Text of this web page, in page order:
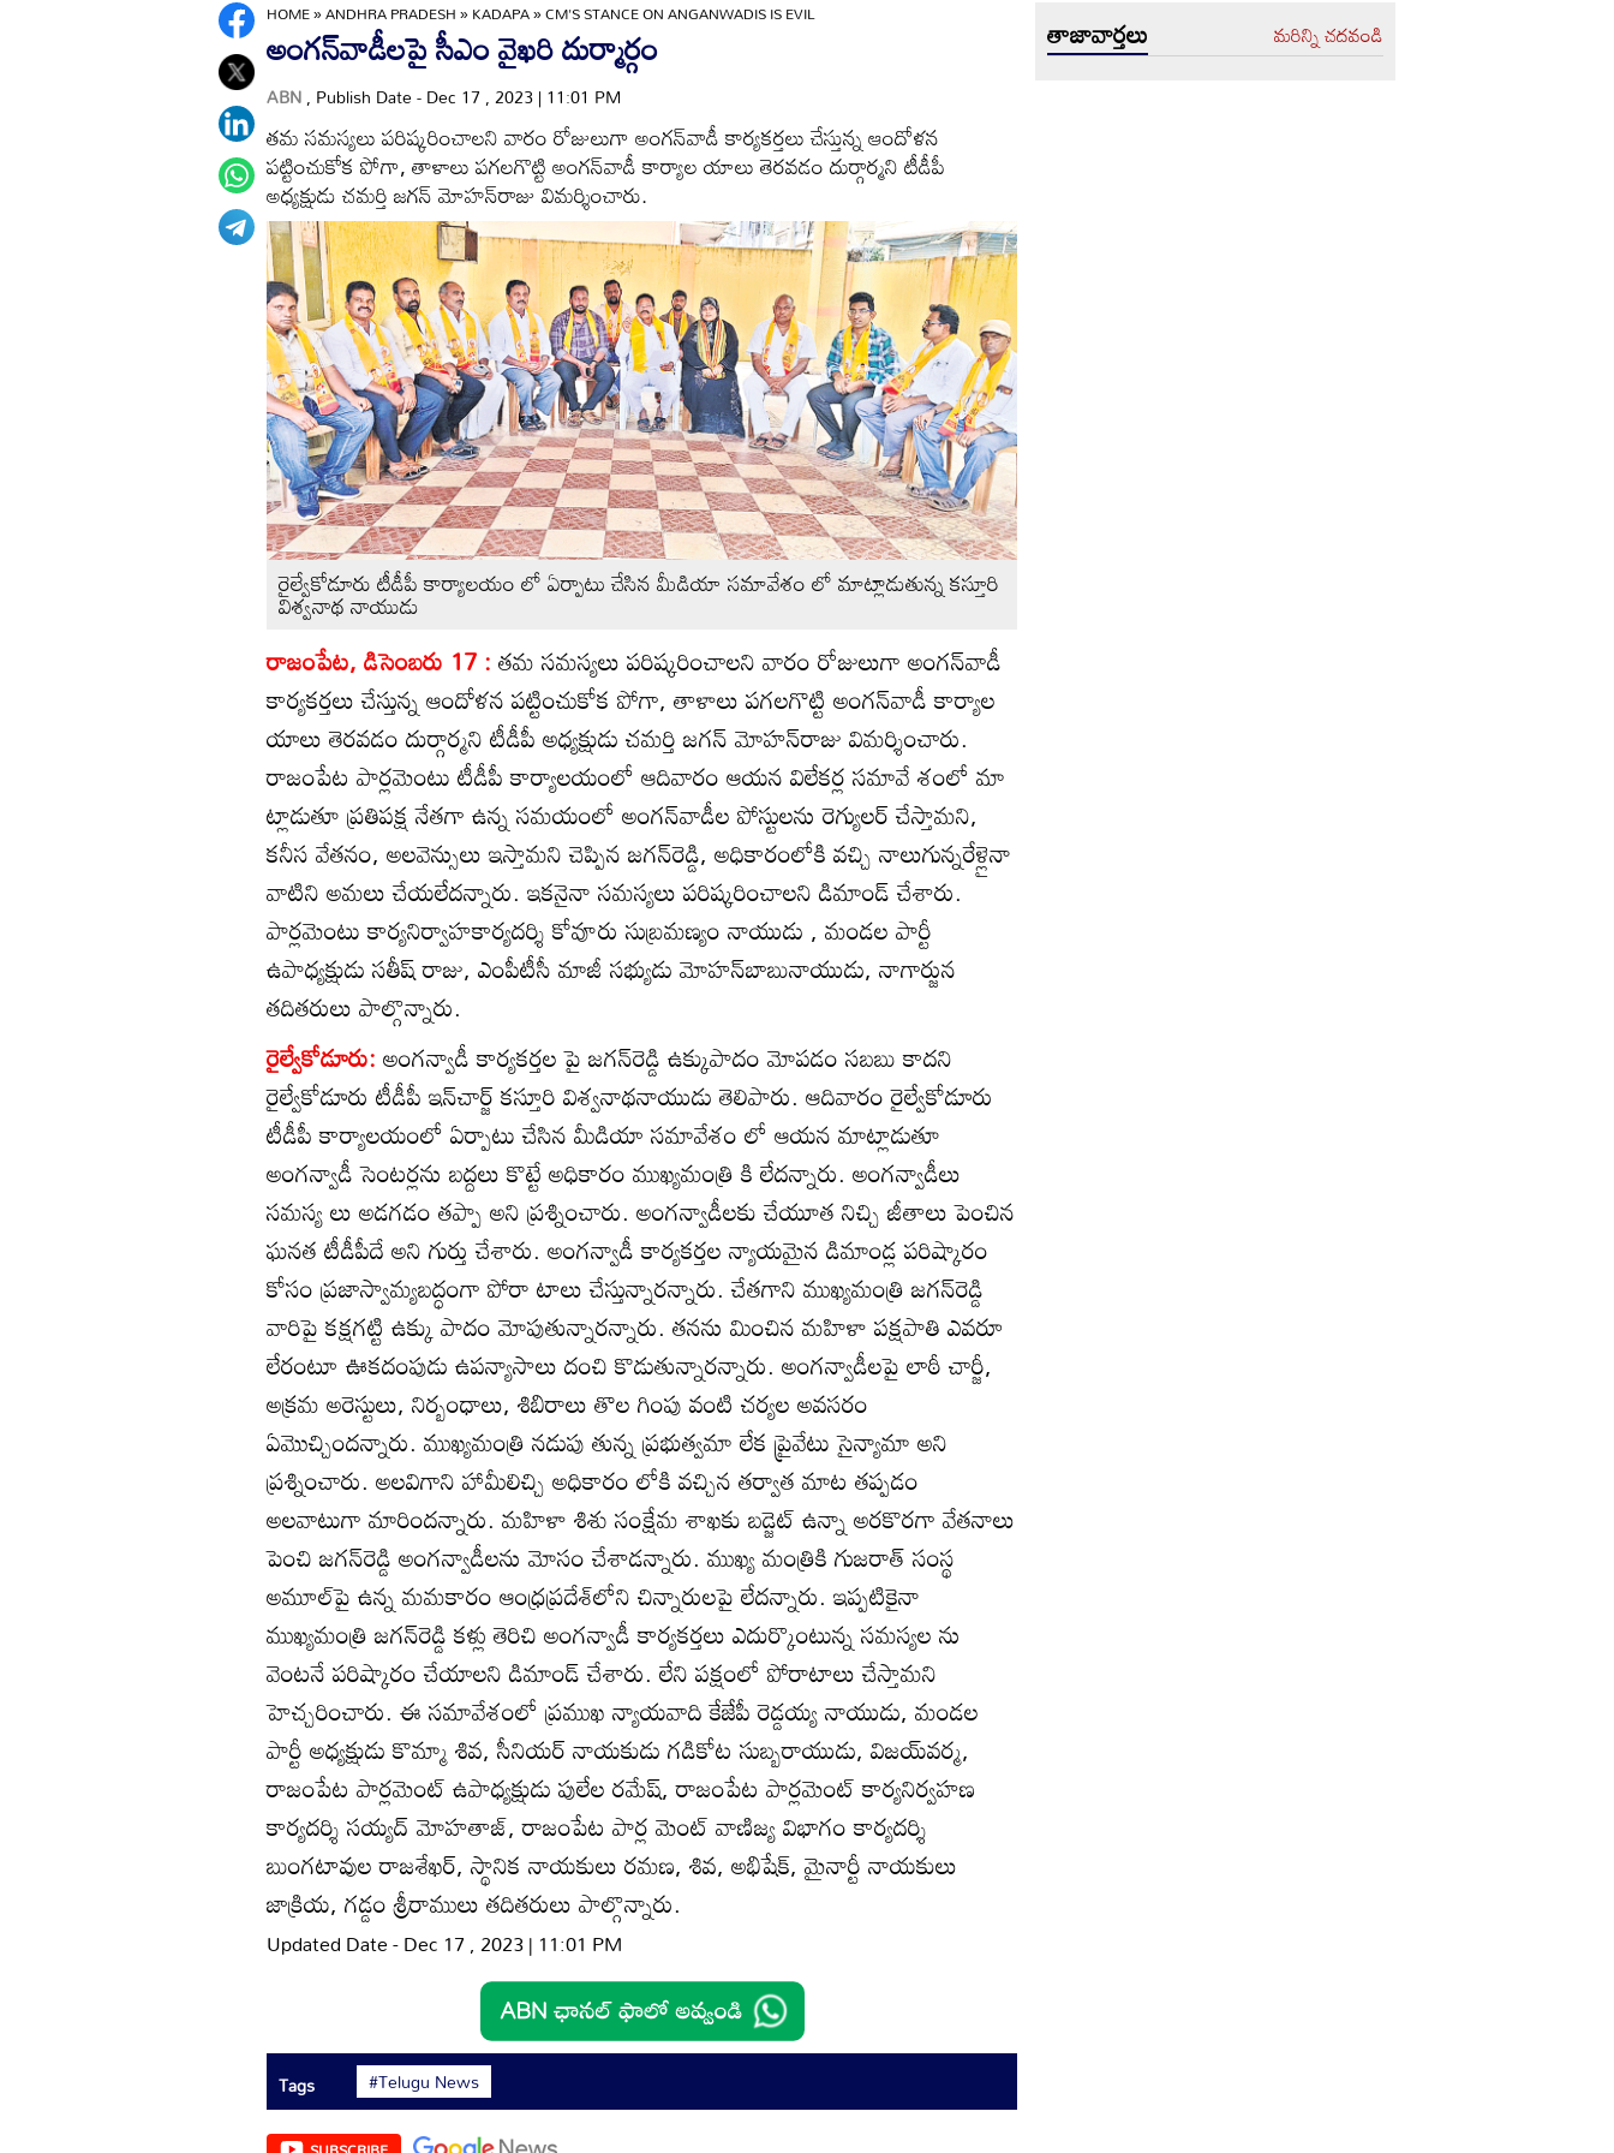
HOME»ANDHRA PRADESH»KADAPA»CM'S STANCE ON ANGANWADIS IS EVIL
అంగన్‌వాడీలపై సీఎం వైఖరి దుర్మార్గం
ABN, Publish Date - Dec 17 , 2023 | 11:01 PM
తమ సమస్యలు పరిష్కరించాలని వారం రోజులుగా అంగన్‌వాడీ కార్యకర్తలు చేస్తున్న ఆందోళన
పట్టించుకోక పోగా, తాళాలు పగలగొట్టి అంగన్‌వాడీ కార్యాల యాలు తెరవడం దుర్గార్మని టీడీపీ
అధ్యక్షుడు చమర్తి జగన్‌ మోహన్‌రాజు విమర్శించారు.
రైల్వేకోడూరు టీడీపీ కార్యాలయం లో ఏర్పాటు చేసిన మీడియా సమావేశం లో మాట్లాడుతున్న కస్తూరి
విశ్వనాథ నాయుడు
రాజంపేట, డిసెంబరు 17 :తమ సమస్యలు పరిష్కరించాలని వారం రోజులుగా అంగన్‌వాడీ
కార్యకర్తలు చేస్తున్న ఆందోళన పట్టించుకోక పోగా, తాళాలు పగలగొట్టి అంగన్‌వాడీ కార్యాల
యాలు తెరవడం దుర్గార్మని టీడీపీ అధ్యక్షుడు చమర్తి జగన్‌ మోహన్‌రాజు విమర్శించారు.
రాజంపేట పార్లమెంటు టీడీపీ కార్యాలయంలో ఆదివారం ఆయన విలేకర్ల సమావే శంలో మా
ట్లాడుతూ ప్రతిపక్ష నేతగా ఉన్న సమయంలో అంగన్‌వాడీల పోస్టులను రెగ్యులర్‌ చేస్తామని,
కనీస వేతనం, అలవెన్సులు ఇస్తామని చెప్పిన జగన్‌రెడ్డి, అధికారంలోకి వచ్చి నాలుగున్నరేళ్లైనా
వాటిని అమలు చేయలేదన్నారు. ఇకనైనా సమస్యలు పరిష్కరించాలని డిమాండ్‌ చేశారు.
పార్లమెంటు కార్యనిర్వాహకార్యదర్శి కోవూరు సుబ్రమణ్యం నాయుడు , మండల పార్టీ
ఉపాధ్యక్షుడు సతీష్‌ రాజు, ఎంపీటీసీ మాజీ సభ్యుడు మోహన్‌బాబునాయుడు, నాగార్జున
తదితరులు పాల్గొన్నారు.
రైల్వేకోడూరు:అంగన్వాడీ కార్యకర్తల పై జగన్‌రెడ్డి ఉక్కుపాదం మోపడం సబబు కాదని
రైల్వేకోడూరు టీడీపీ ఇన్‌చార్జ్‌ కస్తూరి విశ్వనాథనాయుడు తెలిపారు. ఆదివారం రైల్వేకోడూరు
టీడీపీ కార్యాలయంలో ఏర్పాటు చేసిన మీడియా సమావేశం లో ఆయన మాట్లాడుతూ
అంగన్వాడీ సెంటర్లను బద్దలు కొట్టే అధికారం ముఖ్యమంత్రి కి లేదన్నారు. అంగన్వాడీలు
సమస్య లు అడగడం తప్పా అని ప్రశ్నించారు. అంగన్వాడీలకు చేయూత నిచ్చి జీతాలు పెంచిన
ఘనత టీడీపీదే అని గుర్తు చేశారు. అంగన్వాడీ కార్యకర్తల న్యాయమైన డిమాండ్ల పరిష్కారం
కోసం ప్రజాస్వామ్యబద్ధంగా పోరా టాలు చేస్తున్నారన్నారు. చేతగాని ముఖ్యమంత్రి జగన్‌రెడ్డి
వారిపై కక్షగట్టి ఉక్కు పాదం మోపుతున్నారన్నారు. తనను మించిన మహిళా పక్షపాతి ఎవరూ
లేరంటూ ఊకదంపుడు ఉపన్యాసాలు దంచి కొడుతున్నారన్నారు. అంగన్వాడీలపై లాఠీ చార్జీ,
అక్రమ అరెస్టులు, నిర్బంధాలు, శిబిరాలు తొల గింపు వంటి చర్యల అవసరం
ఏమొచ్చిందన్నారు. ముఖ్యమంత్రి నడుపు తున్న ప్రభుత్వమా లేక ప్రైవేటు సైన్యామా అని
ప్రశ్నించారు. అలవిగాని హామీలిచ్చి అధికారం లోకి వచ్చిన తర్వాత మాట తప్పడం
అలవాటుగా మారిందన్నారు. మహిళా శిశు సంక్షేమ శాఖకు బడ్జెట్‌ ఉన్నా అరకొరగా వేతనాలు
పెంచి జగన్‌రెడ్డి అంగన్వాడీలను మోసం చేశాడన్నారు. ముఖ్య మంత్రికి గుజరాత్‌ సంస్థ
అమూల్‌పై ఉన్న మమకారం ఆంధ్రప్రదేశ్‌లోని చిన్నారులపై లేదన్నారు. ఇప్పటికైనా
ముఖ్యమంత్రి జగన్‌రెడ్డి కళ్లు తెరిచి అంగన్వాడీ కార్యకర్తలు ఎదుర్కొంటున్న సమస్యల ను
వెంటనే పరిష్కారం చేయాలని డిమాండ్‌ చేశారు. లేని పక్షంలో పోరాటాలు చేస్తామని
హెచ్చరించారు. ఈ సమావేశంలో ప్రముఖ న్యాయవాది కేజేపీ రెడ్డయ్య నాయుడు, మండల
పార్టీ అధ్యక్షుడు కొమ్మా శివ, సీనియర్‌ నాయకుడు గడికోట సుబ్బరాయుడు, విజయ్‌వర్మ,
రాజంపేట పార్లమెంట్‌ ఉపాధ్యక్షుడు పులేల రమేష్‌, రాజంపేట పార్లమెంట్‌ కార్యనిర్వహణ
కార్యదర్శి సయ్యద్‌ మోహతాజ్‌, రాజంపేట పార్ల మెంట్‌ వాణిజ్య విభాగం కార్యదర్శి
బుంగటావుల రాజశేఖర్‌, స్థానిక నాయకులు రమణ, శివ, అభిషేక్‌, మైనార్టీ నాయకులు
జాక్రియ, గడ్డం శ్రీరాములు తదితరులు పాల్గొన్నారు.
Updated Date - Dec 17 , 2023 | 11:01 PM
Tags #Telugu News
తాజావార్తలు మరిన్ని చదవండి